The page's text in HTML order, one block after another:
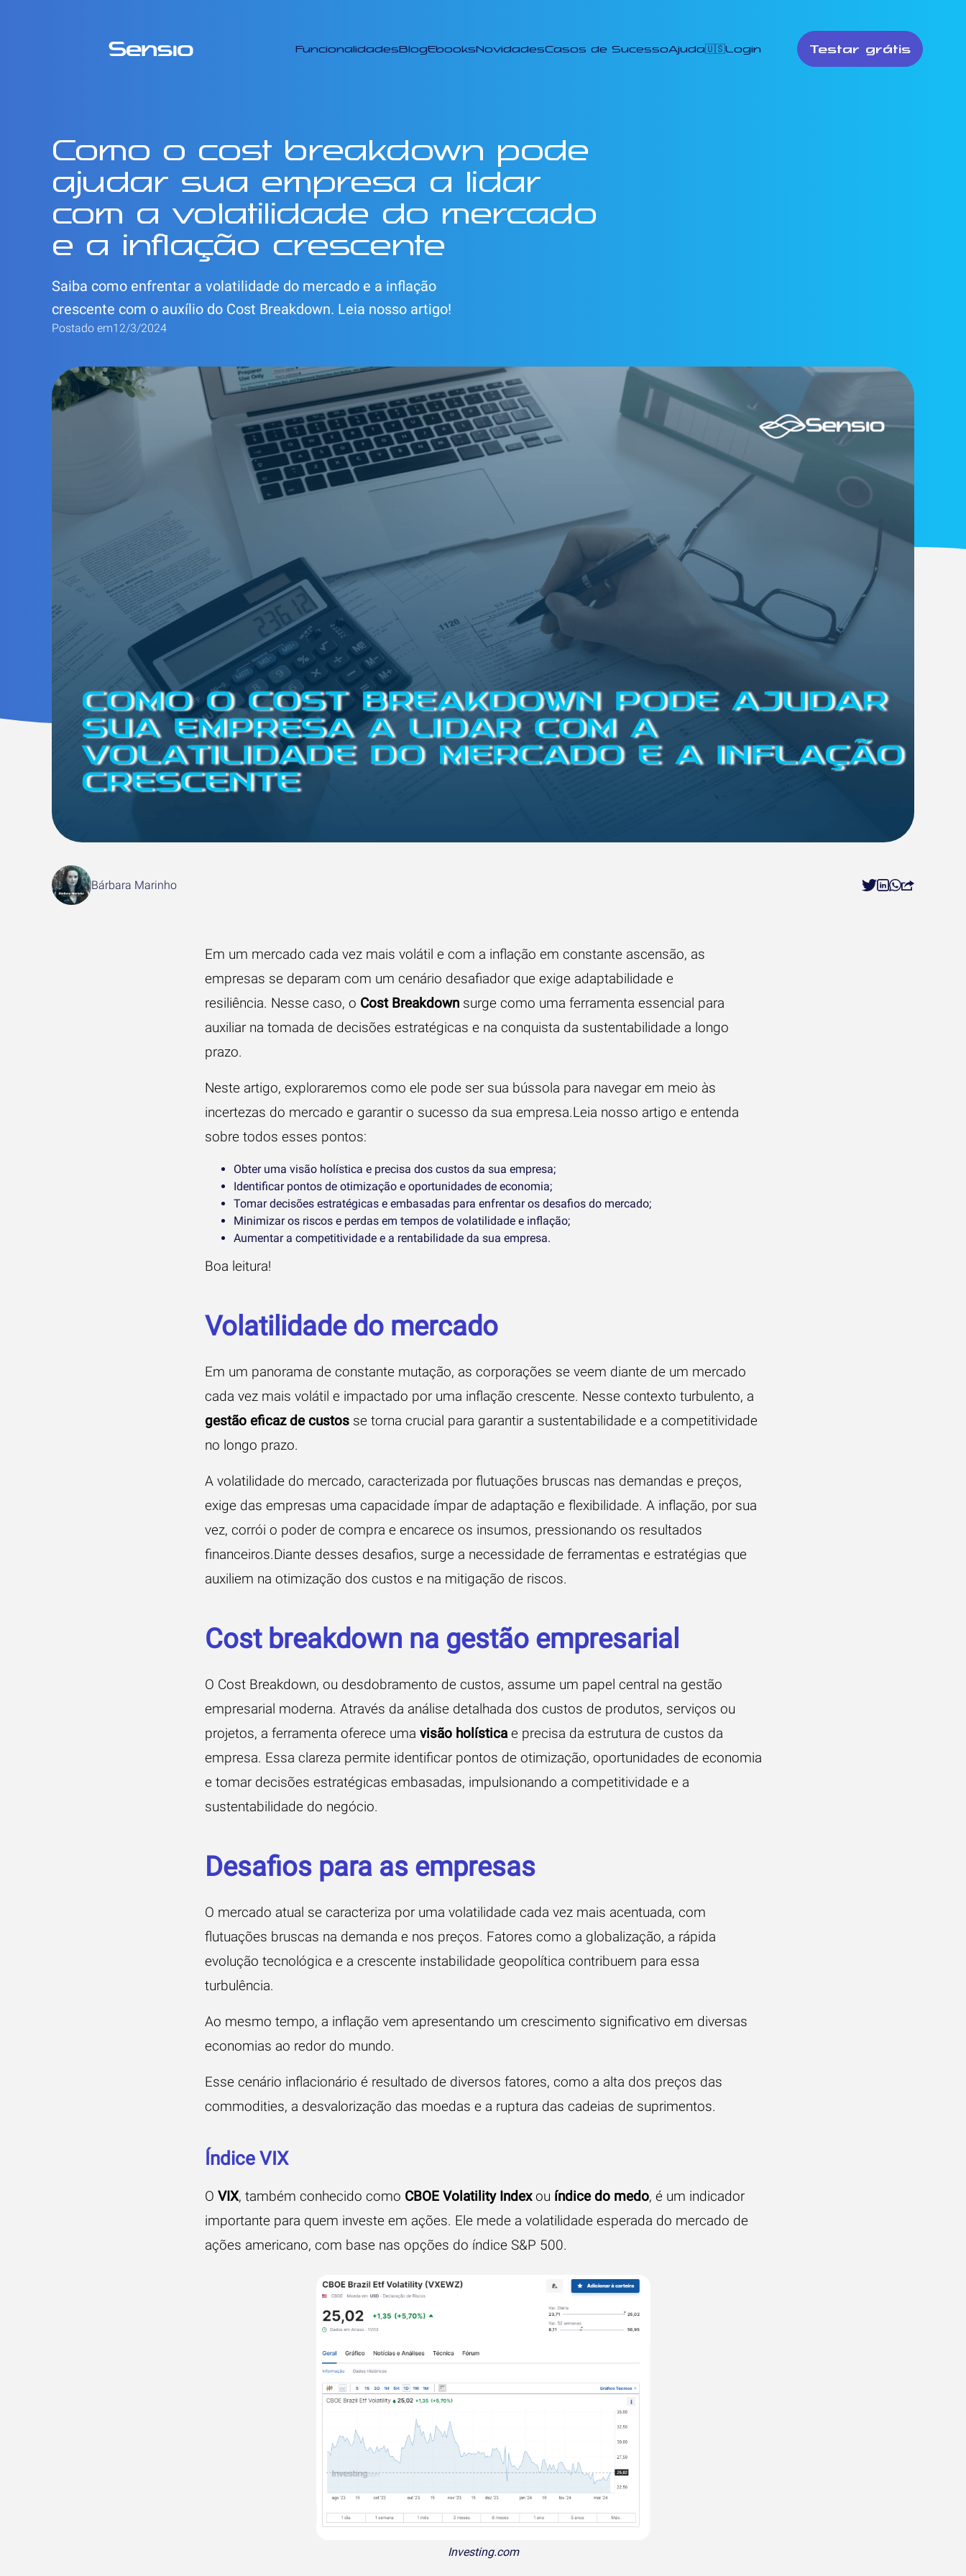
FuncionalidadesBlogEbooksNovidadesCasos de SucessoAjuda🇺🇸Login Testar grátis
Como o cost breakdown pode
ajudar sua empresa a lidar
com a volatilidade do mercado
e a inflação crescente
Saiba como enfrentar a volatilidade do mercado e a inflação
crescente com o auxílio do Cost Breakdown. Leia nosso artigo!
Postado em12/3/2024
Bárbara Marinho
Em um mercado cada vez mais volátil e com a inflação em constante ascensão, as
empresas se deparam com um cenário desafiador que exige adaptabilidade e
resiliência. Nesse caso, o Cost Breakdownsurge como uma ferramenta essencial para
auxiliar na tomada de decisões estratégicas e na conquista da sustentabilidade a longo
prazo.
Neste artigo, exploraremos como ele pode ser sua bússola para navegar em meio às
incertezas do mercado e garantir o sucesso da sua empresa.Leia nosso artigo e entenda
sobre todos esses pontos:
Obter uma visão holística e precisa dos custos da sua empresa;
Identificar pontos de otimização e oportunidades de economia;
Tomar decisões estratégicas e embasadas para enfrentar os desafios do mercado;
Minimizar os riscos e perdas em tempos de volatilidade e inflação;
Aumentar a competitividade e a rentabilidade da sua empresa.
Boa leitura!
Volatilidade do mercado
Em um panorama de constante mutação, as corporações se veem diante de um mercado
cada vez mais volátil e impactado por uma inflação crescente. Nesse contexto turbulento, a
gestão eficaz de custosse torna crucial para garantir a sustentabilidade e a competitividade
no longo prazo.
A volatilidade do mercado, caracterizada por flutuações bruscas nas demandas e preços,
exige das empresas uma capacidade ímpar de adaptação e flexibilidade. A inflação, por sua
vez, corrói o poder de compra e encarece os insumos, pressionando os resultados
financeiros.Diante desses desafios, surge a necessidade de ferramentas e estratégias que
auxiliem na otimização dos custos e na mitigação de riscos.
Cost breakdown na gestão empresarial
O Cost Breakdown, ou desdobramento de custos, assume um papel central na gestão
empresarial moderna. Através da análise detalhada dos custos de produtos, serviços ou
projetos, a ferramenta oferece uma visão holísticae precisa da estrutura de custos da
empresa. Essa clareza permite identificar pontos de otimização, oportunidades de economia
e tomar decisões estratégicas embasadas, impulsionando a competitividade e a
sustentabilidade do negócio.
Desafios para as empresas
O mercado atual se caracteriza por uma volatilidade cada vez mais acentuada, com
flutuações bruscas na demanda e nos preços. Fatores como a globalização, a rápida
evolução tecnológica e a crescente instabilidade geopolítica contribuem para essa
turbulência.
Ao mesmo tempo, a inflação vem apresentando um crescimento significativo em diversas
economias ao redor do mundo.
Esse cenário inflacionário é resultado de diversos fatores, como a alta dos preços das
commodities, a desvalorização das moedas e a ruptura das cadeias de suprimentos.
Índice VIX
O VIX, também conhecido como CBOE Volatility Indexou índice do medo, é um indicador
importante para quem investe em ações. Ele mede a volatilidade esperada do mercado de
ações americano, com base nas opções do índice S&P 500.
Investing.com